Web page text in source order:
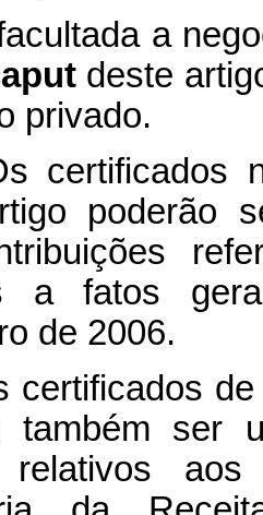
a
deste
privado.
poderão
a fatos
de 2006.
também ser
relativos aos